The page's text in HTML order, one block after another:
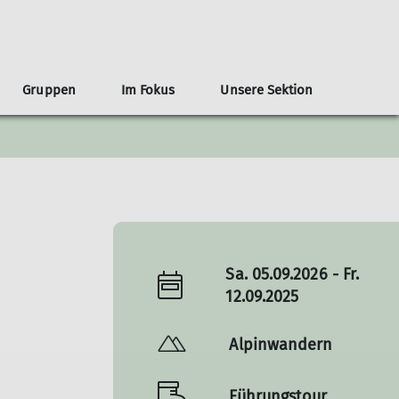
Vorträge und Veranstaltungen
Mountainbiken in der Region
Alpenüberquerung / E5 Tourenberichte
Gruppen Im Fokus
Digitalisierung und Online-Services
Unsere Sektion
Vereinsgeschichte Kooperationspartner
Sa. 05.09.2026 - Fr.
12.09.2025
Alpinwandern